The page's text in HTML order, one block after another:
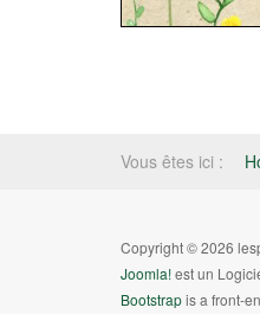
Vous êtes ici :
Copyright © 2026
Joomla!est un
Bootstrapis a front-